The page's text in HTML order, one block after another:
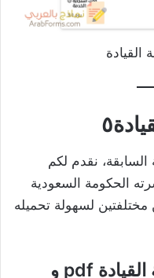
القيادة
نقدم لكم
الحكومة السعودية
مختلفتين لسهولة تحميله
تحميل نموذج تجديد رخصة القيادة pdf و